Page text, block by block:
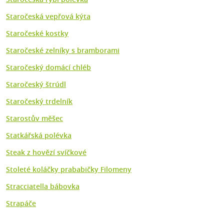
Staročeská vepřová kýta
Staročeské kostky
Staročeské zelníky s bramborami
Staročeský domácí chléb
Staročeský štrúdl
Staročeský trdelník
Starostův měšec
Statkářská polévka
Steak z hovězí svíčkové
Stoleté koláčky prababičky Filomeny
Stracciatella bábovka
Strapáče